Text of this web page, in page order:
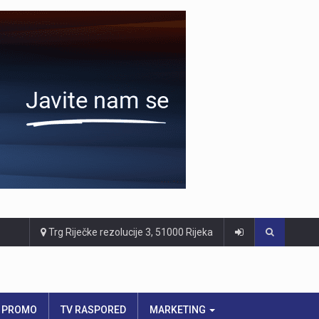
Trg Riječke rezolucije 3, 51000 Rijeka
PROMO TV RASPORED MARKETING